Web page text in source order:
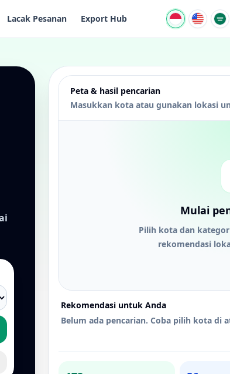
Lacak Pesanan Export Hub
Peta & hasil pencarian
Masukkan kota atau gunakan lokasi
Mulai
Pilih kota dan
rekomendasi
Rekomendasi untuk Anda
Belum ada pencarian. Coba pilih kota di